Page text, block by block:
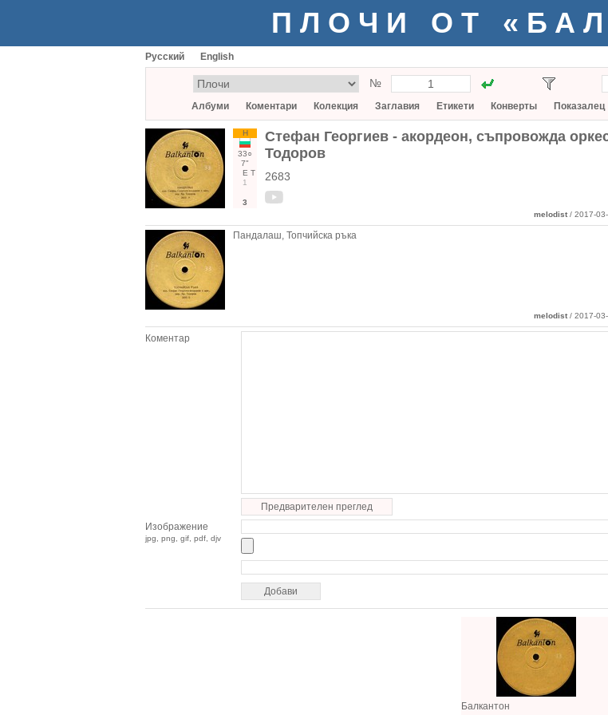
ПЛОЧИ ОТ
Русский English
№
Албуми Коментари Колекция Заглавия Етикети Конверты Показалец
Н
33○
7"
Е Т
1
3
Стефан Георгиев - акордеон, съпровожда
Тодоров
2683
melodist / 2017-
Пандалаш, Топчийска ръка
melodist / 2017-
Коментар
Предварителен преглед
Изображение
jpg, png, gif, pdf, djv
Балкантон